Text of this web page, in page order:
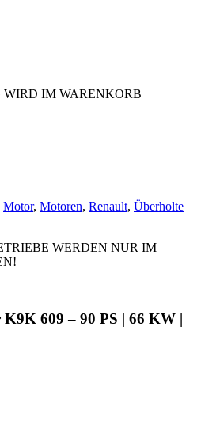
IM WARENKORB
Motor, Motoren, Renault, Überholte
WERDEN NUR IM
609 – 90 PS | 66 KW |